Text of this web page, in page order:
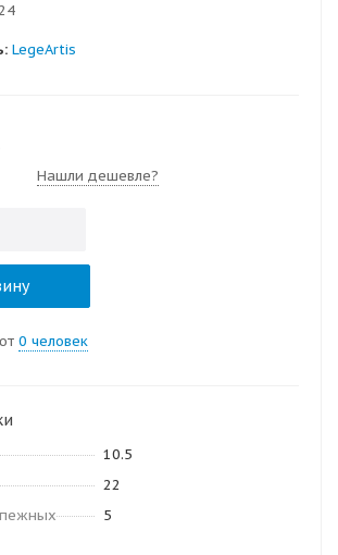
LegeArtis
Нашли дешевле?
0 человек
10.5
22
5